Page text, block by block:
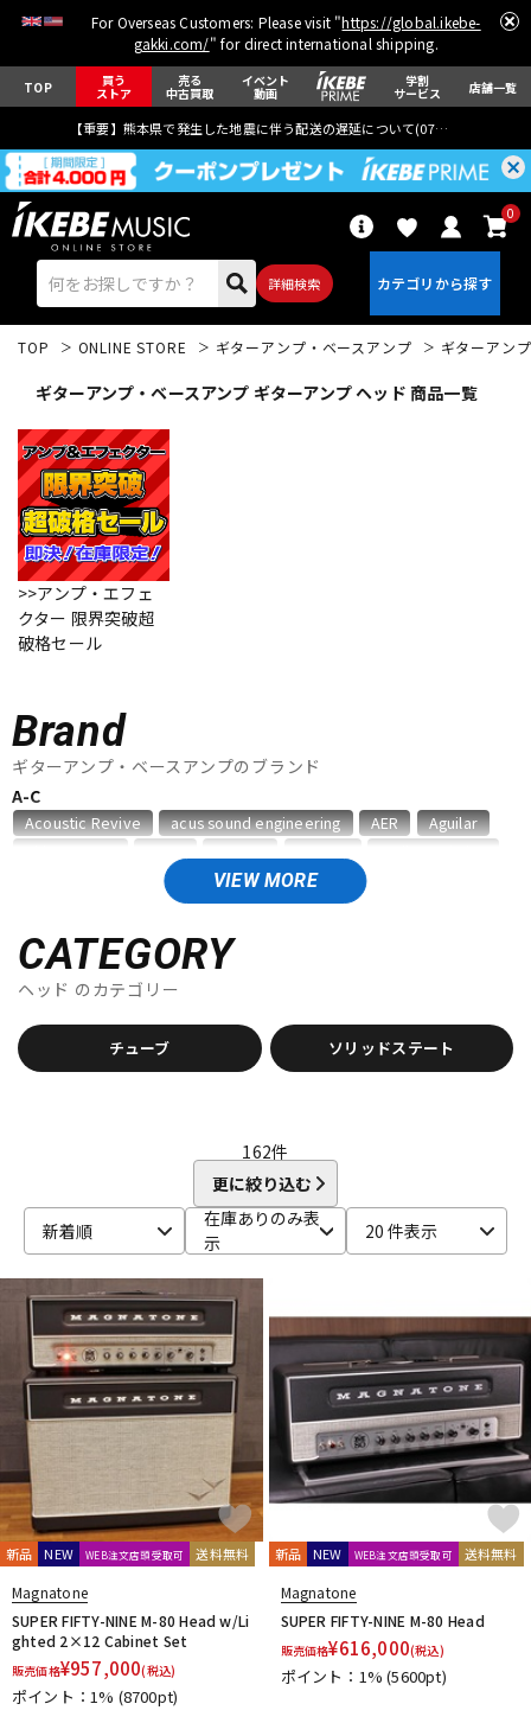
For Overseas Customers: Please visit "https://global.ikebe-
gakki.com/" for direct international shipping.
TOP 買う
ストア
売る
中古買取
イベント
動画
学割
サービス 店舗一覧
【重要】熊本県で発生した地震に伴う配送の遅延について(07月29日
詳細検索
0
エレキギター
ベース
ドラム
キーボード
管楽器 その他楽器
エフェクター
DJ機器
DTM オンライン納品 レコーディング機器
配信/ライブ機器
中古 ヴィンテージ
TOP ONLINE STORE ギターアンプ・ベースアンプ ギターアンプ
ギターアンプ・ベースアンプ ギターアンプ ヘッド 商品一覧
>>アンプ・エフェ
クター 限界突破超
破格セール
Brand
ギターアンプ・ベースアンプのブランド
VIEW MORE
A-C
Acoustic Revive acus sound engineering AER
Aguilar
BAGEND BELDEN Benson Amps
BOSS CAJ Carr
CORNELL
D-F
Danelectro Darkglass Electronics
Divided by 13
Dr.Z DV MARK EBS
Effects Bakery
Electro Harmonix
EVH EX-Pro
Fender Japan
GATOR Gibson
Henriksen Amplifiers
HIWATT HOTONE
Hughes&Kettner
Ibanez
IK Multimedia JOYO J-Sound Garage
KEMPER
Khan Audio
Line6 Little Walter
Marshall
Mercury MAGNETICS
Mesa Boogie
MONSTER CABLE
Montreux
MOOER
Morgan Amplification
MUTEC
N-R
Neural DSP NIKKO Noah’sark NUX Orange
ORB
Oyaide
Pearl PEAVEY
PIGNOSE
PJB（Phil Jones Bass）
Pocket Amp
POLYTONE
Positive Grid
Providence PULSE
S-T
SANWA SUPPLY SENNHEISER
shin’s music
SHINOS amplifier company Ltd.
Soldano
strymon
Suhr Amps SYNERGY tc electronic
TECH21
Tone King
Two Notes Two-Rock
U-Z
CATEGORY
ヘッド のカテゴリー
チューブ ソリッドステート
162件
更に絞り込む
新着順
在庫ありのみ表
示
20 件表示
新品 NEW WEB注文店頭受取可 送料無料
Magnatone
SUPER FIFTY-NINE M-80 Head w/Li
ghted 2×12 Cabinet Set
販売価格¥957,000(税込)
ポイント：1% (8700pt)
新品 NEW WEB注文店頭受取可 送料無料
Magnatone
SUPER FIFTY-NINE M-80 Head
販売価格¥616,000(税込)
ポイント：1%(5600pt)